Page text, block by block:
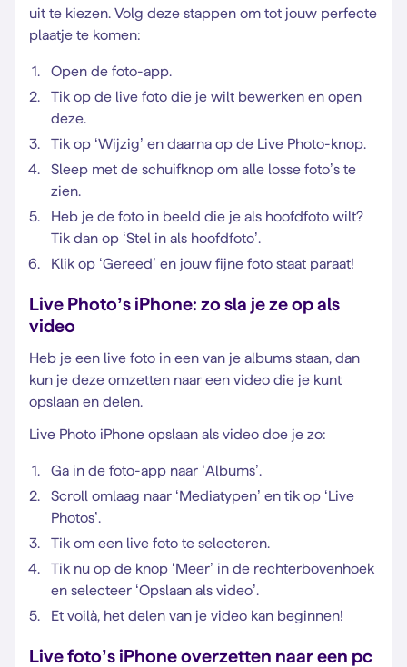
uit te kiezen. Volg deze stappen om tot jouw perfecte
plaatje te komen:
Open de foto-app.
Tik op de live foto die je wilt bewerken en open
deze.
Tik op ‘Wijzig’ en daarna op de Live Photo-knop.
Sleep met de schuifknop om alle losse foto’s te
zien.
Heb je de foto in beeld die je als hoofdfoto wilt?
Tik dan op ‘Stel in als hoofdfoto’.
Klik op ‘Gereed’ en jouw fijne foto staat paraat!
Live Photo’s iPhone: zo sla je ze op als
video
Heb je een live foto in een van je albums staan, dan
kun je deze omzetten naar een video die je kunt
opslaan en delen.
Live Photo iPhone opslaan als video doe je zo:
Ga in de foto-app naar ‘Albums’.
Scroll omlaag naar ‘Mediatypen’ en tik op ‘Live
Photos’.
Tik om een live foto te selecteren.
Tik nu op de knop ‘Meer’ in de rechterbovenhoek
en selecteer ‘Opslaan als video’.
Et voilà, het delen van je video kan beginnen!
Live foto’s iPhone overzetten naar een pc